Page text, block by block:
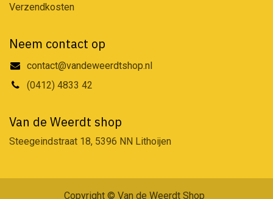
Verzendkosten
Neem contact op
contact@vandeweerdtshop.nl
(0412) 4833 42
Van de Weerdt shop
Steegeindstraat 18, 5396 NN Lithoijen
Copyright © Van de Weerdt Shop